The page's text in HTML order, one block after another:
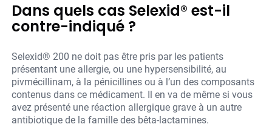
Dans quels cas Selexid® est-il
contre-indiqué ?
Selexid® 200 ne doit pas être pris par les patients
présentant une allergie, ou une hypersensibilité, au
pivmécillinam, à la pénicillines ou à l’un des composants
contenus dans ce médicament. Il en va de même si vous
avez présenté une réaction allergique grave à un autre
antibiotique de la famille des bêta-lactamines.